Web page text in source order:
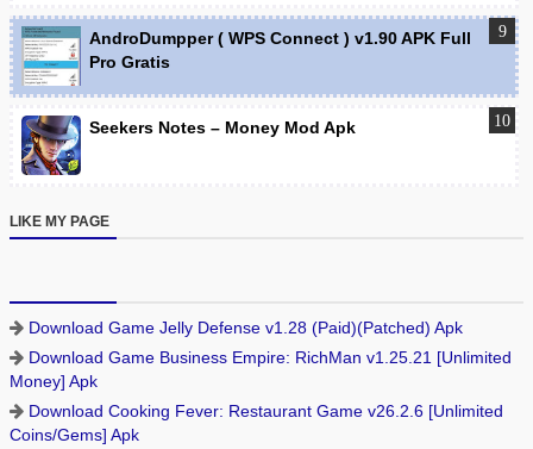
AndroDumpper ( WPS Connect ) v1.90 APK Full
Pro Gratis
Seekers Notes – Money Mod Apk
LIKE MY PAGE
Download Game Jelly Defense v1.28 (Paid)(Patched) Apk
Download Game Business Empire: RichMan v1.25.21 [Unlimited
Money] Apk
Download Cooking Fever: Restaurant Game v26.2.6 [Unlimited
Coins/Gems] Apk